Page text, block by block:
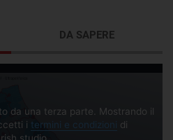
da una terza parte. Mostrando il
i termini e condizioni di
DA SAPERE